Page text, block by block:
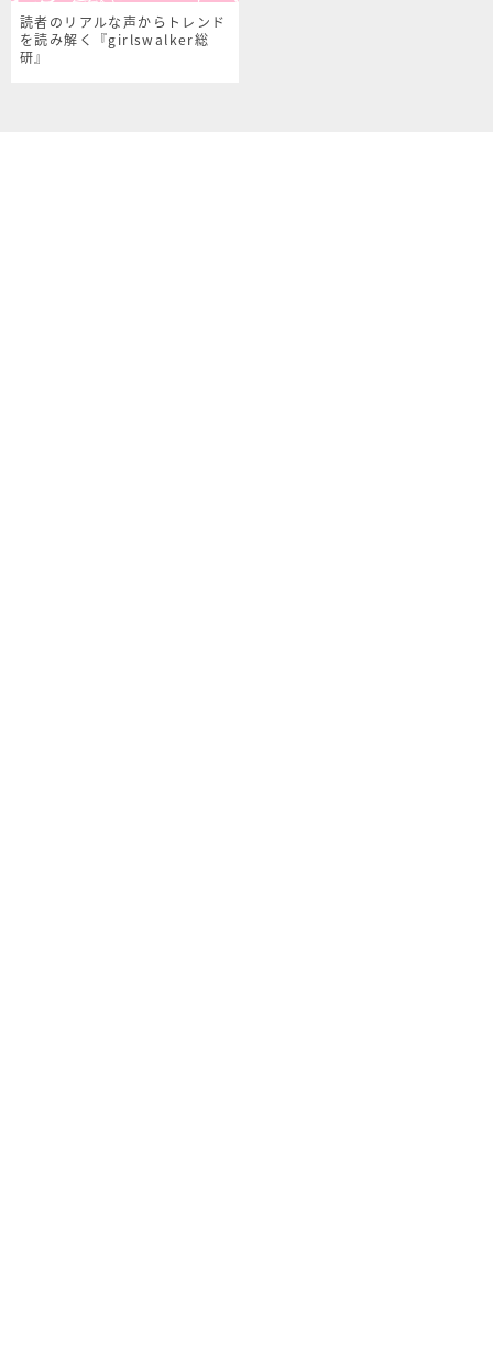
読者のリアルな声からトレンド
を読み解く『girlswalker総
研』